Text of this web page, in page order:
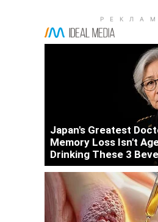
Japan's Greatest
Memory Loss Isn't
Drinking These 3